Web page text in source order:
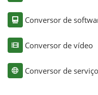
Conversor de
Conversor de vídeo
Conversor de